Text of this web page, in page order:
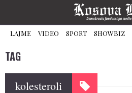
LAJME VIDEO SPORT SHOWBIZ
TAG
kolesteroli